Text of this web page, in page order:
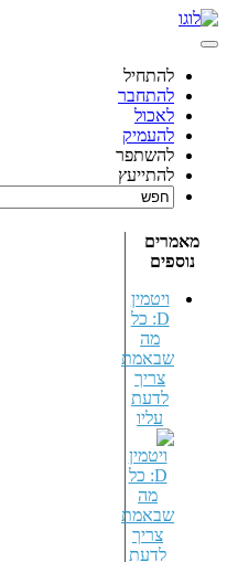
להתחיל
להתחבר
לאכול
להעמיק
להשתפר
להתייעץ
מאמרים
נוספים
ויטמין
D: כל
מה
שבאמת
צריך
לדעת
עליו